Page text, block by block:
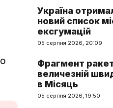
Україна
новий список
ексгумацій
05 серпня 2026, 20:09
Фрагмент
величезній
в Місяць
05 серпня 2026, 19:50